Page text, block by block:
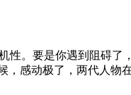
性。要是你遇到阻碍了
感动极了，两代人物